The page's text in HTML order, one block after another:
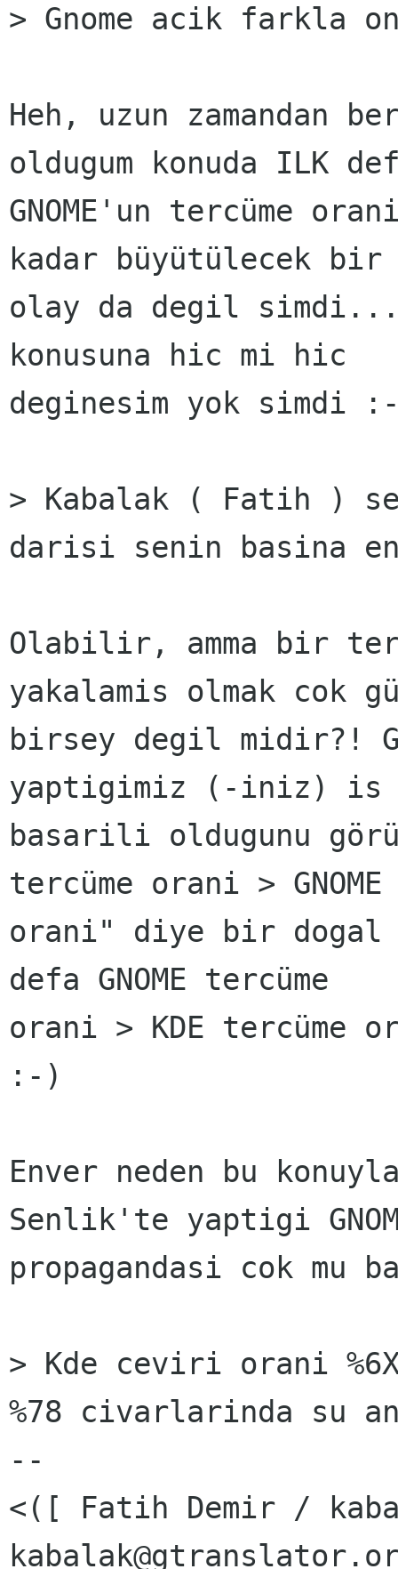
> Gnome acik farkla
Heh, uzun zamandan
oldugum konuda ILK
GNOME'un tercüme
kadar büyütülecek bir
olay da degil
konusuna hic mi hic
deginesim yok simdi
> Kabalak ( Fatih )
darisi senin basina
Olabilir, amma bir
yakalamis olmak cok
birsey degil midir?!
yaptigimiz (-iniz) is
basarili oldugunu
tercüme orani >
orani" diye bir dogal
defa GNOME tercüme
orani > KDE
:-)
Enver neden bu
Senlik'te yaptigi
propagandasi cok
> Kde ceviri orani
%78 civarlarinda su
--
<([ Fatih Demir /